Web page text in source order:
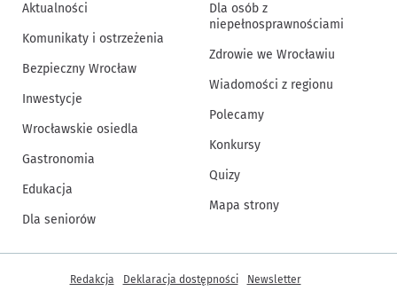
Aktualności
Komunikaty i ostrzeżenia
Bezpieczny Wrocław
Inwestycje
Wrocławskie osiedla
Gastronomia
Edukacja
Dla seniorów
Dla osób z
niepełnosprawnościami
Zdrowie we Wrocławiu
Wiadomości z regionu
Polecamy
Konkursy
Quizy
Mapa strony
Inne informacje
Redakcja Deklaracja dostępności Newsletter